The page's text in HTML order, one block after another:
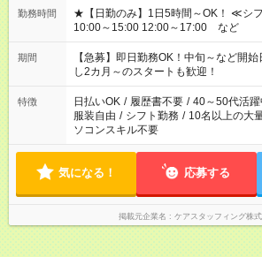
勤務時間
★【日勤のみ】1日5時間～OK！ ≪シフト例≫ 9:00～14:00
10:00～15:00 12:00～17:00 など
期間
【急募】即日勤務OK！中旬～など
し2カ月～のスタートも歓迎！
特徴 日払いOK / 履歴書不要 / 40～50代活躍
服装自由 / シフト勤務 / 10名以上の大
ソコンスキル不要
気になる！ 応募する
掲載元企業名 ケアスタッフィング株